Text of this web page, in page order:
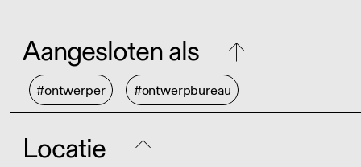
Aangesloten als
#ontwerper #ontwerpbureau
Locatie